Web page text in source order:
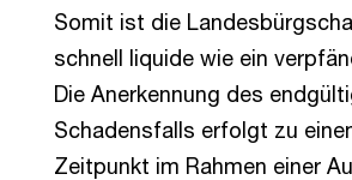
Somit ist die
schnell liquide wie ein
Die Anerkennung des
Schadensfalls erfolgt zu
Zeitpunkt im Rahmen einer